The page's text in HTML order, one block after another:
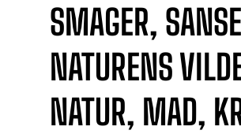
SMAGER,
NATURENS
NATUR, MAD,